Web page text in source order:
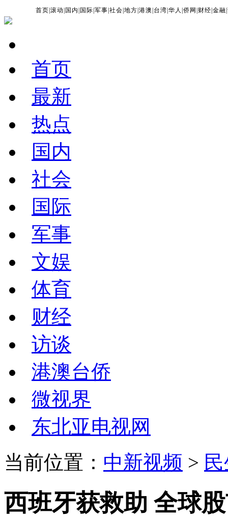
首页 |滚动 国内 国际 |军事 |社会 |地方 |港澳 台湾 |华人 |侨网 财经 |金融 |
首页
最新
热点
国内
社会
国际
军事
文娱
体育
财经
访谈
港澳台侨
微视界
东北亚电视网
当前位置： 中新视频 >
西班牙获救助 全球